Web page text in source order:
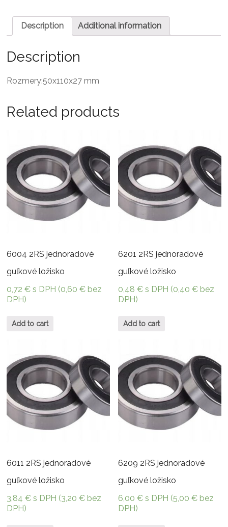
Description Additional information
Description
Rozmery:50x110x27 mm
Related products
6004 2RS jednoradové
guľkové ložisko
0,72€ s DPH (0,60€ bez
DPH)
Add to cart
6201 2RS jednoradové
guľkové ložisko
0,48€ s DPH (0,40€ bez
DPH)
Add to cart
6011 2RS jednoradové
guľkové ložisko
3,84€ s DPH (3,20€ bez
DPH)
6209 2RS jednoradové
guľkové ložisko
6,00€ s DPH (5,00€ bez
DPH)